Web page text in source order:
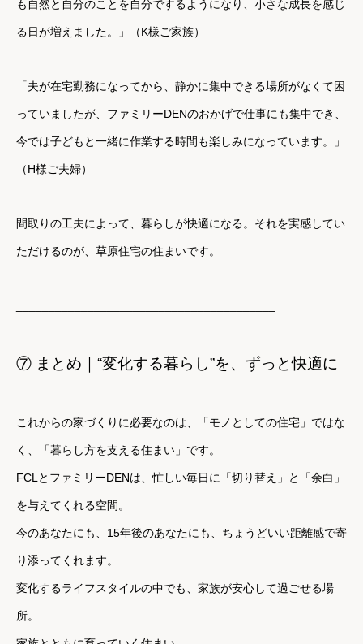
も自然と自分のことを自分でするようになり、 小さな成長を感じ
る日が増えました。」（K様ご家族）
「夫が在宅勤務になってから、静かに集中できる場所がなくて困
っていましたが、 ファミリーDENのおかげで仕事にも集中でき、
今では子どもと一緒に作業する時間も楽しみになっています。」
（H様ご夫婦）
間取りの工夫によって、暮らしが快適になる。 それを実感してい
ただけるのが、草原住宅の住まいです。
⑦ まとめ｜“変化する暮らし”を、ずっと快適に
これからの家づくりに必要なのは、「モノとしての住宅」ではな
く、 「暮らし方を支える住まい」です。
FCLとファミリーDENは、忙しい毎日に「切り替え」と「余白」
を与えてくれる空間。
今のあなたにも、15年後のあなたにも、ちょうどいい距離感で寄
り添ってくれます。
変化するライフスタイルの中でも、家族が安心して過ごせる場
所。